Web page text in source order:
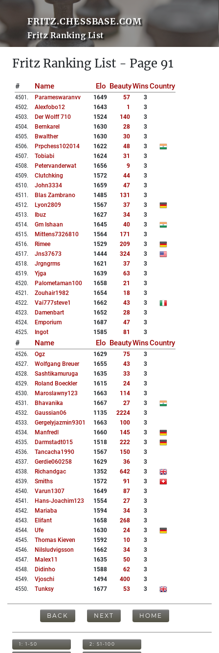
FRITZ.CHESSBASE.COM
Fritz Ranking List
Fritz Ranking List - Page 91
# Name Elo BeautyWinsCountry
4501 . Parameswaranvv 1649 57
3
4502. Alexfobo12 1643 1
3
4503. Der Wolff 710 1524 140
3
4504. Bernkarel 1630 28
3
4505. Bwalther 1630 30
3
4506. Prpchess102014 1622 48
3
4507. Tobiabi 1624 31
3
4508. Petervanderwat 1656 9
3
4509. Clutchking 1572 44
3
4510. John3334 1659 47
3
4511 . Blas Zambrano 1485 131
3
4512. Lyon2809 1567 37
3
4513. Ibuz 1627 34
3
4514. Gm Ishaan 1645 40
3
4515. Mittens7326810 1564 171
3
4516. Rimee 1529 209
3
4517. Jns37673 1444 324
3
4518. Jrgngrms 1621 37
3
4519. Yjga 1639 63
3
4520. Palometaman100 1658 21
3
4521 . Zouhair1982 1654 18
3
4522. Vai777steve1 1662 43
3
4523. Damenbart 1652 28
3
4524. Emporium 1687 47
3
4525. Ingot 1585 81 3
# Name Elo BeautyWinsCountry
4526. Ogz 1629 75
3
4527. Wolfgang Breuer 1655 43
3
4528. Sashtikamuruga 1635 33
3
4529. Roland Boeckler 1615 24
3
4530. Maroslawny123 1663 114
3
4531 . Bhavanika 1667 27
3
4532. Gaussian06 1135 2224
3
4533. Gergelyjazmin9301 1663 100
3
4534. Manfredl 1660 145
3
4535. Darmstadt015 1518 222
3
4536. Tancacha1990 1567 150
3
4537. Gerdie060258 1629 36
3
4538. Richandgac 1352 642
3
4539. Smiths 1572 91
3
4540. Varun1307 1649 87
3
4541 . Hans-Joachim123 1554 27
3
4542. Mariaba 1594 34
3
4543. Elifant 1658 268
3
4544. Ufe 1630 24
3
4545. Thomas Kieven 1592 10
3
4546. Nilsludvigsson 1662 34
3
4547. Malex11 1635 50
3
4548. Didinho 1588 62
3
4549. Vjoschi 1494 400
3
4550. Tunksy 1677 53 3
BACK NEXT HOME
1: 1-50 2: 51-100